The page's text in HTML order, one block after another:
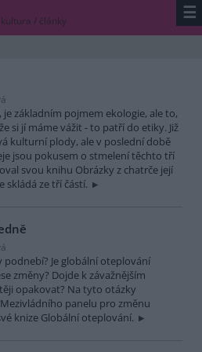
kultura / články ☰
je základním pojmem ekologie, ale to,
si jí máme vážit - to patří do etiky. Již
kulturní plody, ale v poslední době
jsou pokusem o stmelení těchto tří
svou knihu Obrázky z chatrče její
skládá ze tří částí.
Je globální oteplování
změny? Dojde k závažnějším
opakovat? Na tyto otázky
panelu pro změnu
knize Globální oteplování.